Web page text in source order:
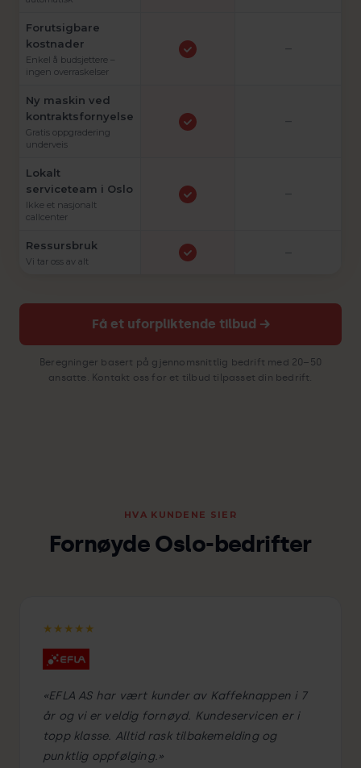
Forutsigbare
kostnader
Enkel å budsjettere –
ingen overraskelser
–
Ny maskin ved
kontraktsfornyelse
Gratis oppgradering
underveis
–
Lokalt
serviceteam i Oslo
Ikke et nasjonalt
callcenter
–
Ressursbruk
Vi tar oss av alt
–
Få et uforpliktende tilbud →
Beregninger basert på gjennomsnittlig bedrift med 20–50
ansatte. Kontakt oss for et tilbud tilpasset din bedrift.
HVA KUNDENE SIER
Fornøyde Oslo-bedrifter
★★★★★
«EFLA AS har vært kunder av Kaffeknappen i 7
år og vi er veldig fornøyd. Kundeservicen er i
topp klasse. Alltid rask tilbakemelding og
punktlig oppfølging.»